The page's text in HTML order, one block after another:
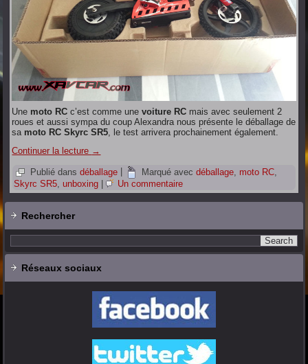
Une moto RC c’est comme unevoiture RC mais avec seulement 2
roues et aussi sympa du coup Alexandra nous présente le déballage de
sa moto RC Skyrc SR5, le test arrivera prochainement également.
Continuer la lecture →
Publié dans déballage Marqué avec déballage moto RC
Skyrc SR5,unboxing | Un commentaire
Rechercher
Réseaux sociaux